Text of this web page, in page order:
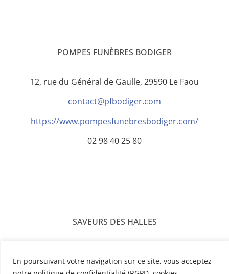
En poursuivant votre navigation sur ce site, vous acceptez
POMPES FUNÈBRES BODIGER
12, rue du Général de Gaulle, 29590 Le Faou
contact@pfbodiger.com
https://www.pompesfunebresbodiger.com/
02 98 40 25 80
SAVEURS DES HALLES
3, Place des Fusillés et Résistants, 29590 Le Faou